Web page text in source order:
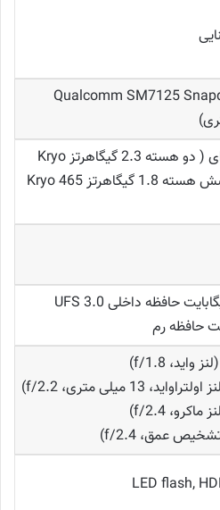
Qualcomm SM7125
هشت هسته ای ( دو هسته 2.3 گیگاهرتز Kryo
465 Gold و شش هسته 1.8 گیگاهرتز Kryo 465
LED flash,